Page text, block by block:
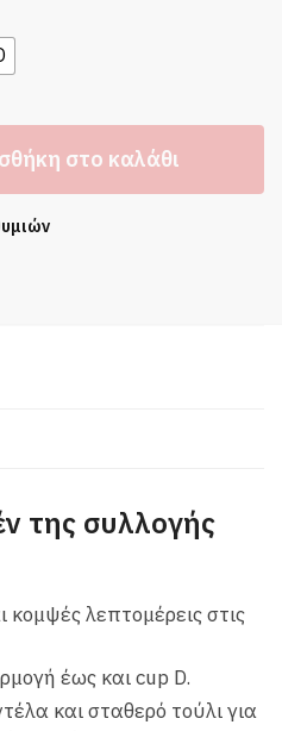
στο καλάθι
της συλλογής
κομψές λεπτομέρεις στις
έως και cup D.
και σταθερό τούλι για